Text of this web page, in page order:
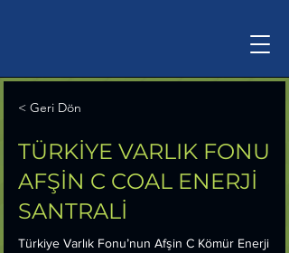
< Geri Dön
TÜRKİYE VARLIK FONU
AFŞİN C COAL ENERJİ
SANTRALİ
Türkiye Varlık Fonu’nun Afşin C Kömür Enerji